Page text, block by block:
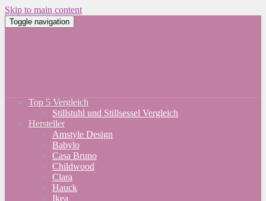
Skip to main content
Toggle navigation
Top 5 Vergleich
Stillstuhl und Stillsessel Vergleich
Hersteller
Amstyle Design
Babylo
Casa Bruno
Childwood
Clara
Hauck
Ikea